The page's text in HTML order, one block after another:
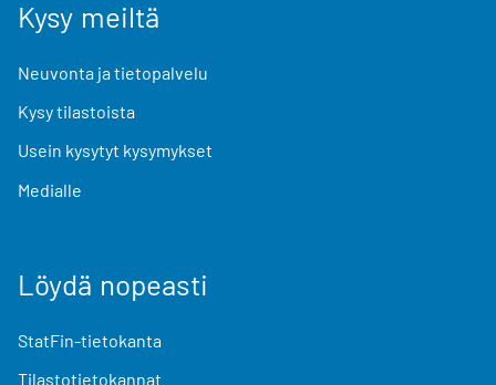
Kysy meiltä
Neuvonta ja tietopalvelu
Kysy tilastoista
Usein kysytyt kysymykset
Medialle
Löydä nopeasti
StatFin-tietokanta
Tilastotietokannat